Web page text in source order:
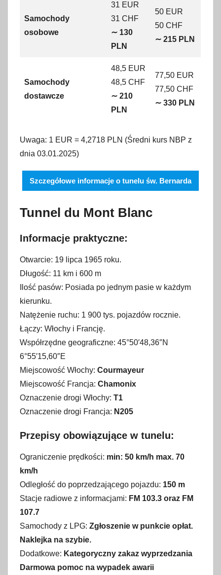
Samochody
osobowe
31 EUR
31 CHF
∼ 130
PLN
50 EUR
50 CHF
∼ 215 PLN
Samochody
dostawcze
48,5 EUR
48,5 CHF
∼ 210
PLN
77,50 EUR
77,50 CHF
∼ 330 PLN
Uwaga: 1 EUR = 4,2718 PLN (Średni kurs NBP z
dnia 03.01.2025)
Szczegółowe informacje o tunelu św. Bernarda
Tunnel du Mont Blanc
Informacje praktyczne:
Otwarcie: 19 lipca 1965 roku.
Długość: 11 km i 600 m
Ilość pasów: Posiada po jednym pasie w każdym
kierunku.
Natężenie ruchu: 1 900 tys. pojazdów rocznie.
Łączy: Włochy i Francję.
Współrzędne geograficzne: 45°50′48,36″N
6°55′15,60″E
Miejscowość Włochy: Courmayeur
Miejscowość Francja: Chamonix
Oznaczenie drogi Włochy: T1
Oznaczenie drogi Francja: N205
Przepisy obowiązujące w tunelu:
Ograniczenie prędkości: min: 50 km/h max. 70
km/h
Odległość do poprzedzającego pojazdu: 150 m
Stacje radiowe z informacjami: FM 103.3 oraz FM
107.7
Samochody z LPG: Zgłoszenie w punkcie opłat.
Naklejka na szybie.
Dodatkowe: Kategoryczny zakaz wyprzedzania
Darmowa pomoc na wypadek awarii